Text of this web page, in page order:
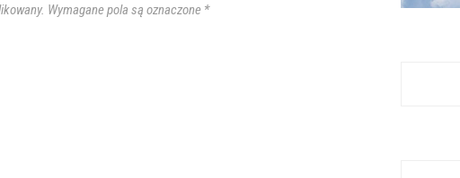
Wymagane pola są oznaczone *